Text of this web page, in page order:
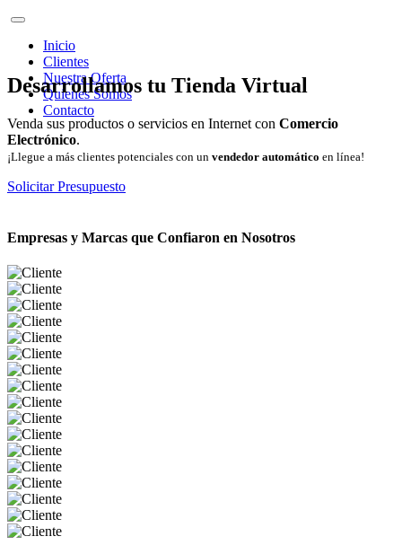
Inicio
Clientes
Nuestra Oferta
Quienes Somos
Contacto
Desarrollamos tu Tienda Virtual
Venda sus productos o servicios en Internet con Comercio
Electrónico.
¡Llegue a más clientes potenciales con un vendedor automático en línea!
Solicitar Presupuesto
Empresas y Marcas que Confiaron en Nosotros